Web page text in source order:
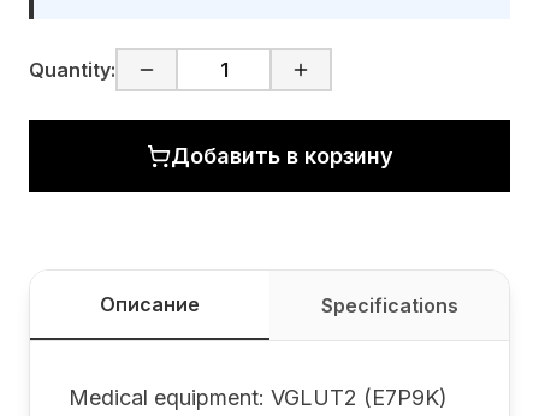
Quantity:
Добавить в корзину
Описание Specifications
Medical equipment: VGLUT2 (E7P9K)